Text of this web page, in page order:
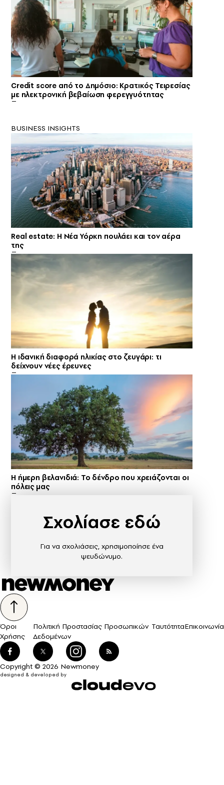
Credit score από το Δημόσιο: Κρατικός Τειρεσίας
με ηλεκτρονική βεβαίωση φερεγγυότητας
BUSINESS INSIGHTS
Real estate: H Νέα Υόρκη πουλάει και τον αέρα
της
Η ιδανική διαφορά ηλικίας στο ζευγάρι: τι
δείχνουν νέες έρευνες
Η ήμερη βελανιδιά: Το δένδρο που χρειάζονται οι
πόλεις μας
Σχολίασε εδώ
Για να σχολιάσεις, χρησιμοποίησε ένα
ψευδώνυμο.
Όροι
Χρήσης
Πολιτική Προστασίας Προσωπικών
Δεδομένων
ΤαυτότηταΕπικοινωνία
Copyright © 2026 Newmoney
designed & developed by